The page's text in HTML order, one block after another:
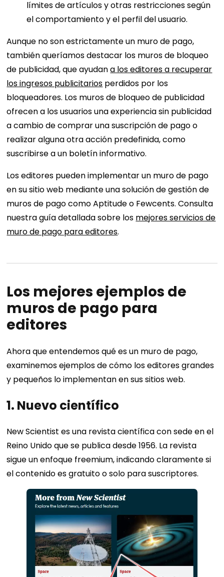
límites de artículos y otras restricciones según
el comportamiento y el perfil del usuario.
Aunque no son estrictamente un muro de pago,
también queríamos destacar los muros de bloqueo
de publicidad, que ayudana los editores a recuperar
los ingresos publicitarios perdidos por los
bloqueadores. Los muros de bloqueo de publicidad
ofrecen a los usuarios una experiencia sin publicidad
a cambio de comprar una suscripción de pago o
realizar alguna otra acción predefinida, como
suscribirse a un boletín informativo.
Los editores pueden implementar un muro de pago
en su sitio web mediante una solución de gestión de
muros de pago como Aptitude o Fewcents. Consulta
nuestra guía detallada sobre los mejores servicios de
muro de pago para editores.
Los mejores ejemplos de
muros de pago para
editores
Ahora que entendemos qué es un muro de pago,
examinemos ejemplos de cómo los editores grandes
y pequeños lo implementan en sus sitios web.
1. Nuevo científico
New Scientist es una revista científica con sede en el
Reino Unido que se publica desde 1956. La revista
sigue un enfoque freemium, indicando claramente si
el contenido es gratuito o solo para suscriptores.